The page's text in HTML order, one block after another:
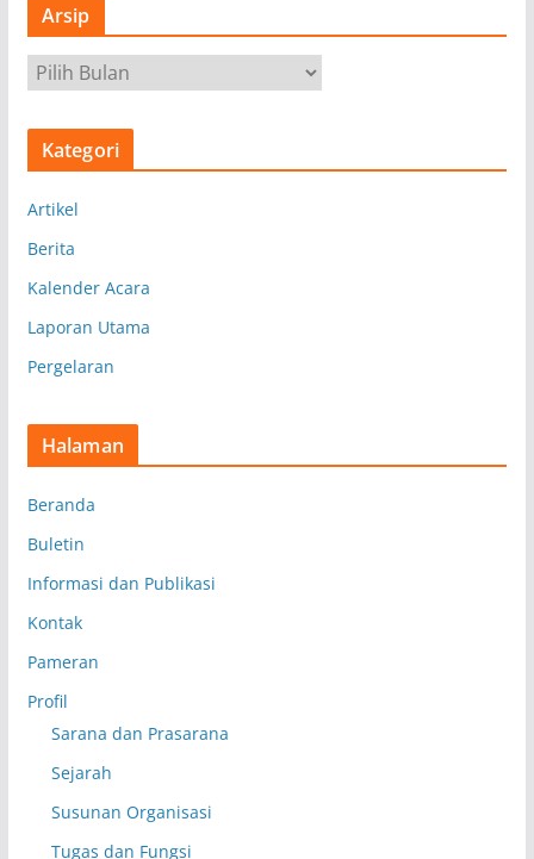
Arsip
r
s
Kategori
Artikel
Berita
Kalender Acara
Laporan Utama
Pergelaran
Halaman
Beranda
Buletin
Informasi dan Publikasi
Kontak
Pameran
Profil
Sarana dan Prasarana
Sejarah
Susunan Organisasi
Tugas dan Fungsi